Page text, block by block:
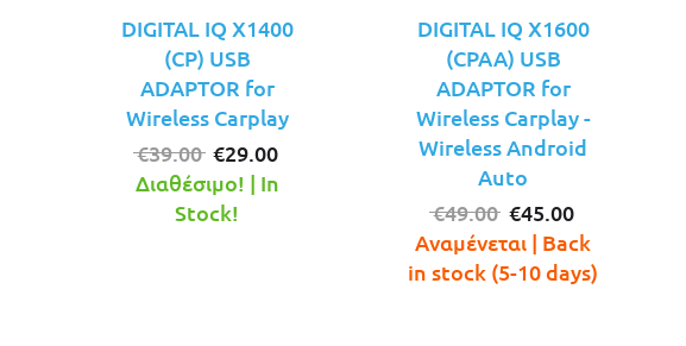
DIGITAL IQ X1400
(CP) USB
ADAPTOR for
Wireless Carplay
€39.00 Original
price
was:
€29.00
Διαθέσιμο! | In
Stock!
DIGITAL IQ X1600
(CPAA) USB
ADAPTOR for
Wireless Carplay -
Wireless Android
Auto
€49.00 Original
price
was:
€45.00
τρέχουσα
τιμή
Αναμένεται | Back
in stock (5-10 days)